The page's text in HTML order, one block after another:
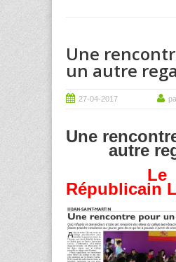
Une
un autre
27-04-2017
Une
autre
Le
Républicain